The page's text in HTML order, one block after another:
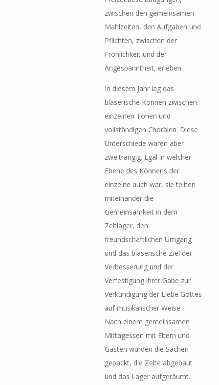
zwischen den gemeinsamen
Mahlzeiten, den Aufgaben und
Pflichten, zwischen der
Fröhlichkeit und der
Angespanntheit, erleben.
In diesem Jahr lag das
bläserische Können zwischen
einzelnen Tönen und
vollständigen Chorälen. Diese
Unterschiede waren aber
zweitrangig. Egal in welcher
Ebene des Könnens der
einzelne auch war, sie teilten
miteinander die
Gemeinsamkeit in dem
Zeltlager, den
freundschaftlichen Umgang
und das bläserische Ziel der
Verbesserung und der
Verfestigung ihrer Gabe zur
Verkündigung der Liebe Gottes
auf musikalischer Weise.
Nach einem gemeinsamen
Mittagessen mit Eltern und
Gästen wurden die Sachen
gepackt, die Zelte abgebaut
und das Lager aufgeräumt.